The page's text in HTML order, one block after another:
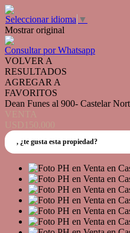
Seleccionar idioma ▼
Mostrar original
Consultar por Whatsapp
VOLVER A
RESULTADOS
AGREGAR A
FAVORITOS
Dean Funes al 900- Castelar
VENTA
USD150.000
, ¿te gusta esta propiedad?